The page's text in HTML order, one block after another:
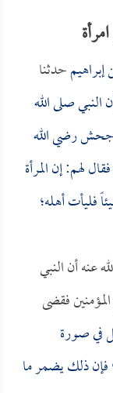
حدثنا
النبي صلى الله
جحشرضي الله
لهم: إن المرأة
فليأت أهله؛
عنه أن النبي
فقضى
في صورة
ذلك يضمر ما